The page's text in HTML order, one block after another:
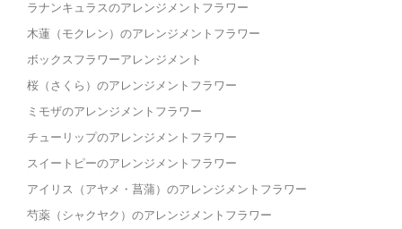
ラナンキュラスのアレンジメントフラワー
木蓮（モクレン）のアレンジメントフラワー
ボックスフラワーアレンジメント
桜（さくら）のアレンジメントフラワー
ミモザのアレンジメントフラワー
チューリップのアレンジメントフラワー
スイートピーのアレンジメントフラワー
アイリス（アヤメ・菖蒲）のアレンジメントフラワー
芍薬（シャクヤク）のアレンジメントフラワー